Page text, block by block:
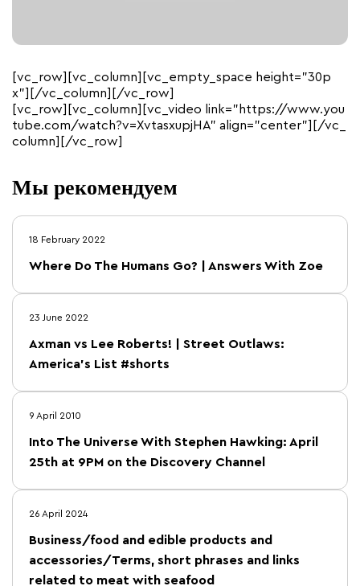
[vc_row][vc_column][vc_empty_space height=”30p
x”][/vc_column][/vc_row]
[vc_row][vc_column][vc_video link=”https://www.you
tube.com/watch?v=XvtasxupjHA” align=”center”][/vc_
column][/vc_row]
Мы рекомендуем
18 February 2022
Where Do The Humans Go? | Answers With Zoe
23 June 2022
Axman vs Lee Roberts! | Street Outlaws:
America’s List #shorts
9 April 2010
Into The Universe With Stephen Hawking: April
25th at 9PM on the Discovery Channel
26 April 2024
Business/food and edible products and
accessories/Terms, short phrases and links
related to meat with seafood